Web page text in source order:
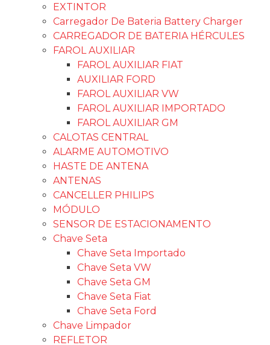
EXTINTOR
Carregador De Bateria Battery Charger
CARREGADOR DE BATERIA HÉRCULES
FAROL AUXILIAR
FAROL AUXILIAR FIAT
AUXILIAR FORD
FAROL AUXILIAR VW
FAROL AUXILIAR IMPORTADO
FAROL AUXILIAR GM
CALOTAS CENTRAL
ALARME AUTOMOTIVO
HASTE DE ANTENA
ANTENAS
CANCELLER PHILIPS
MÓDULO
SENSOR DE ESTACIONAMENTO
Chave Seta
Chave Seta Importado
Chave Seta VW
Chave Seta GM
Chave Seta Fiat
Chave Seta Ford
Chave Limpador
REFLETOR